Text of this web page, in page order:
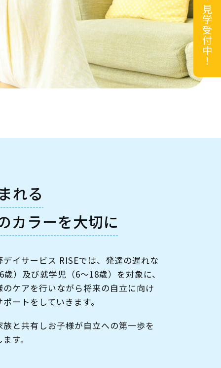
れる
カラーを大切に
イサービス RISEでは、発達の遅れな
）及び就学児（6～18歳）を対象に、
ケアを行いながら将来の自立に向け
ートをしていきます。
と共有しお子様が自立への第一歩を
す。